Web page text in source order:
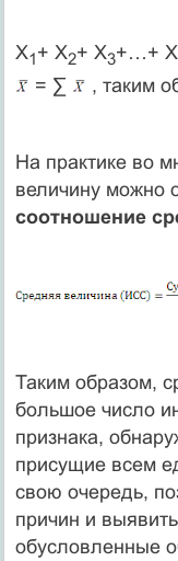
Х1+ Х2+ Х3+…+
= ∑
, таким
На практике во
величину можно
соотношение
Таким образом,
большое число
признака,
присущие всем
свою очередь,
причин и
обусловленные